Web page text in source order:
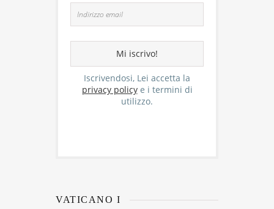
Iscrivendosi, Lei accetta la
privacy policye i termini di
utilizzo.
VATICANO I